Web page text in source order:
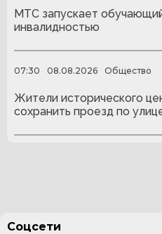
МТС запускает
инвалидностью
07:30 08.08.2026 Общество
Жители исторического
сохранить проезд по
Соцсети